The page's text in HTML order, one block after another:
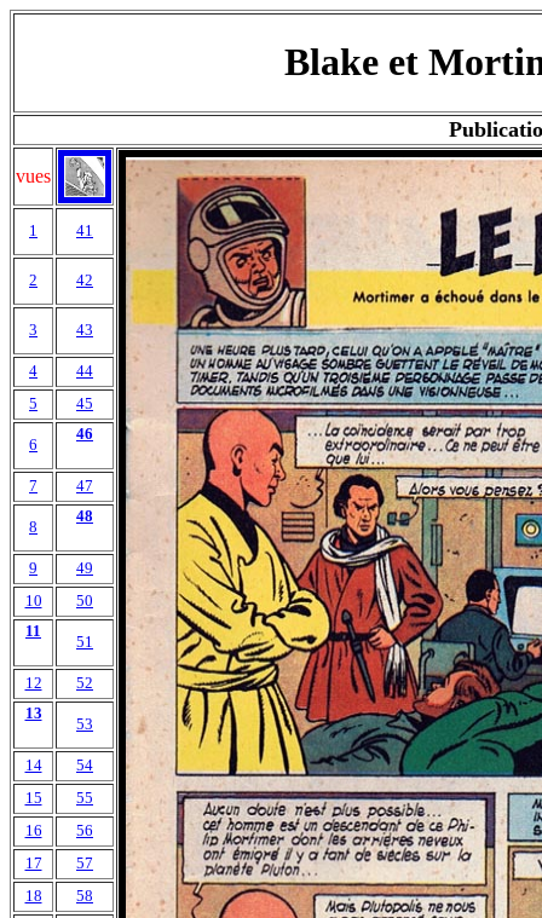
Blake et
vues
1 41
2 42
3 43
4
44
5
45
6
46
7 47
8
48
9
49
10
50
11
51
12
52
13
53
14
54
15
55
16
56
17
57
18
58